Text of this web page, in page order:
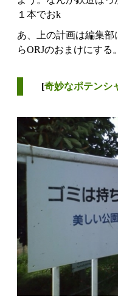
１本でおk
あ、上の計画は編集
らORJのおまけにする。
[奇妙なポテンシ